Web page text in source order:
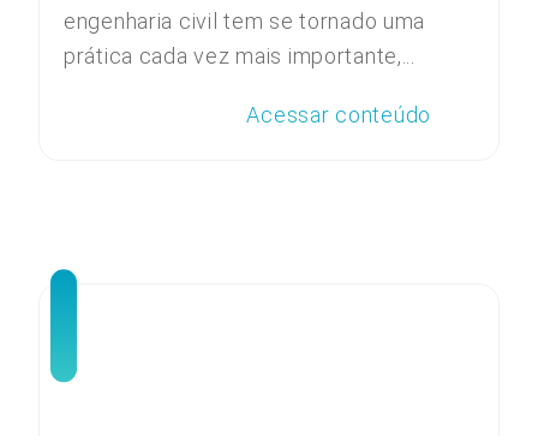
engenharia civil tem se tornado uma
prática cada vez mais importante,...
Acessar conteúdo